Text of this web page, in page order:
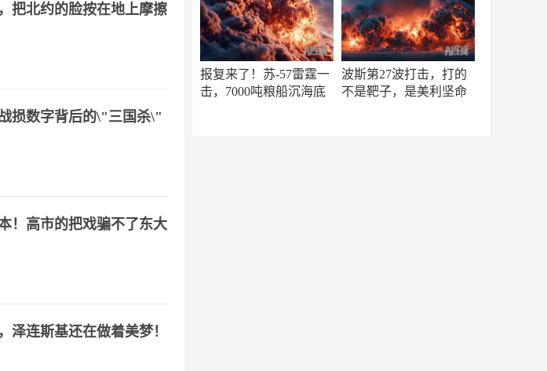
报复来了！苏-57雷霆一
击，7000吨粮船沉海底
波斯第27波打击，打的
不是靶子，是美利坚命
把北约的脸按在地上摩擦
损数字背后的\"三国杀\"
！高市的把戏骗不了东大
泽连斯基还在做着美梦！